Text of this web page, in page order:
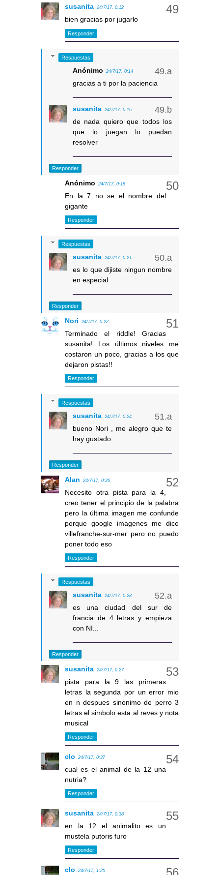
susanita 24/7/17, 0:12
bien gracias por jugarlo
Responder
Respuestas
Anónimo 24/7/17, 0:14
gracias a ti por la paciencia
susanita 24/7/17, 0:16
de nada quiero que todos los
que lo juegan lo puedan
resolver
Responder
Anónimo 24/7/17, 0:18
En la 7 no se el nombre del
gigante
Responder
Respuestas
susanita 24/7/17, 0:21
es lo que dijiste ningun nombre
en especial
Responder
Nori 24/7/17, 0:22
Terminado el riddle! Gracias
susanita! Los últimos niveles me
costaron un poco, gracias a los que
dejaron pistas!!
Responder
Respuestas
susanita 24/7/17, 0:24
bueno Nori , me alegro que te
hay gustado
Responder
Alan 24/7/17, 0:26
Necesito otra pista para la 4,
creo tener el principio de la palabra
pero la última imagen me confunde
porque google imagenes me dice
villefranche-sur-mer pero no puedo
poner todo eso
Responder
Respuestas
susanita 24/7/17, 0:28
es una ciudad del sur de
francia de 4 letras y empieza
con NI...
Responder
susanita 24/7/17, 0:27
pista para la 9 las primeras
letras la segunda por un error mio
en n despues sinonimo de perro 3
letras el simbolo esta al reves y nota
musical
Responder
clo 24/7/17, 0:37
cual es el animal de la 12 una
nutria?
Responder
susanita 24/7/17, 0:38
en la 12 el animalito es un
mustela putoris furo
Responder
clo 24/7/17, 1:25